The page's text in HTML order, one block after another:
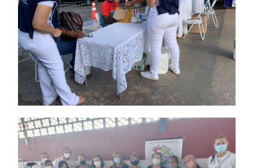
AVALIAÇÕES
CORPO DOCENTE
ESTATUTOS
MANUAIS